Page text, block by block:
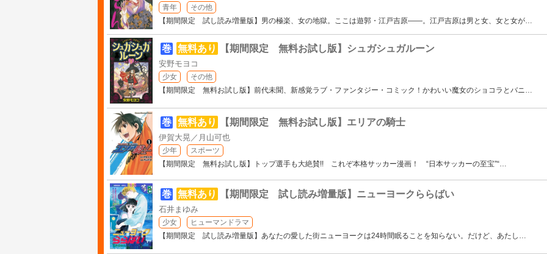
青年
その他
【期間限定 試し読み増量版】男の極楽、女の地獄。ここは遊郭・江戸吉原――。江戸吉原は男と女、女と女が…
巻 無料あり 【期間限定 無料お試し版】シュガシュガルーン
安野モヨコ
少女
その他
【期間限定 無料お試し版】前代未聞、新感覚ラブ・ファンタジー・コミック！かわいい魔女のショコラとバニ…
巻 無料あり 【期間限定 無料お試し版】エリアの騎士
伊賀大晃／月山可也
少年
スポーツ
【期間限定 無料お試し版】トップ選手も大絶賛!! これぞ本格サッカー漫画！ “日本サッカーの至宝”“…
巻 無料あり 【期間限定 試し読み増量版】ニューヨークららばい
石井まゆみ
少女
ヒューマンドラマ
【期間限定 試し読み増量版】あなたの愛した街ニューヨークは24時間眠ることを知らない。だけど、あたし …